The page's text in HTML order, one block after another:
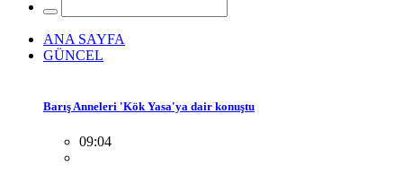
ANA SAYFA
GÜNCEL
Barış Anneleri 'Kök Yasa'ya dair konuştu
09:04